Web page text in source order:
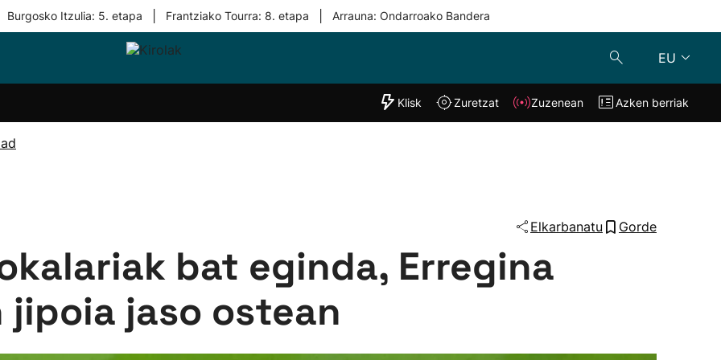
Burgosko Itzulia: 5. etapa Frantziako Tourra: 8. etapa Arrauna: Ondarroako Bandera
EU
Taldeak
"Helmuga"
Klisk Zuzenean
Klisk Zuretzat Zuzenean Azken berriak
Elkarbanatu Gorde
bat eginda, Erregina
jaso ostean